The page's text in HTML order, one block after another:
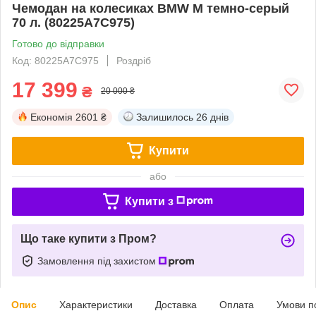
Чемодан на колесиках BMW M темно-серый
70 л. (80225A7C975)
Готово до відправки
Код: 80225A7C975
Роздріб
17 399 ₴ 20 000 ₴
Економія 2601 ₴ Залишилось 26 днів
Купити
або
Купити з
Що таке купити з Пром?
Замовлення під захистом
Опис Характеристики Доставка Оплата Умови